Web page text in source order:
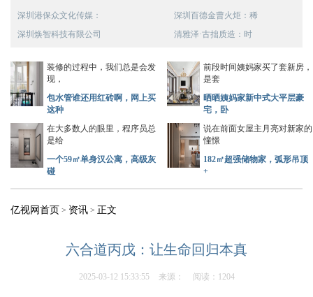
深圳港保众文化传媒：
深圳焕智科技有限公司
深圳百德金曹火炬：稀
清雅泽·古拙质造：时
装修的过程中，我们总是会发
现，
包水管谁还用红砖啊，网上买
这种
前段时间姨妈家买了套新房，
是套
晒晒姨妈家新中式大平层豪
宅，卧
在大多数人的眼里，程序员总
是给
一个59㎡单身汉公寓，高级灰
碰
说在前面女屋主月亮对新家的
憧憬
182㎡超强储物家，弧形吊顶
+
亿视网首页 > 资讯 > 正文
六合道丙戊：让生命回归本真
2025-03-12 15:33:55 来源： 阅读：1204